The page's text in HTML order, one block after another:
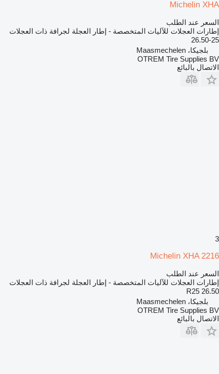
Michelin XHA
السعر عند الطلب
إطارات العجلات للآليات المتخصصة - إطار العجلة لجرافة ذات العجلات
26.50-25
بلجيكا، Maasmechelen
OTREM Tire Supplies BV
الاتصال بالبائع
3
Michelin XHA 2216
السعر عند الطلب
إطارات العجلات للآليات المتخصصة - إطار العجلة لجرافة ذات العجلات
26.50 R25
بلجيكا، Maasmechelen
OTREM Tire Supplies BV
الاتصال بالبائع